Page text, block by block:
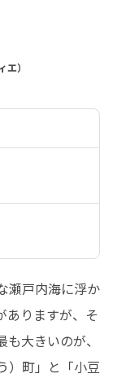
）
瀬戸内海に浮か
ありますが、そ
大きいのが、
）町」と「小豆